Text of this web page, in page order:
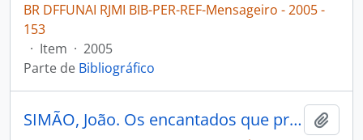
BR DFFUNAI RJMI BIB-PER-REF-Mensageiro - 2005 -
153
· Item · 2005
Parte de Bibliográfico
SIMÃO, João. Os encantados que protegem o povo Kambiwa, de Pernambuco [Porantim]